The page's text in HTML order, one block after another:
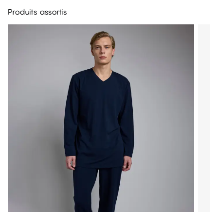
Produits assortis